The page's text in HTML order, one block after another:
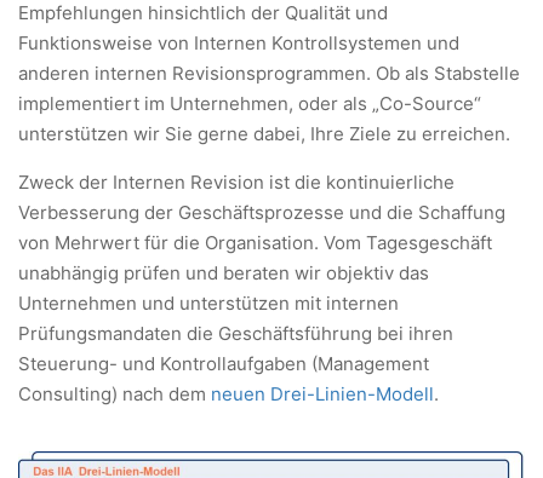
Empfehlungen hinsichtlich der Qualität und
Funktionsweise von Internen Kontrollsystemen und
anderen internen Revisionsprogrammen. Ob als Stabstelle
implementiert im Unternehmen, oder als „Co-Source“
unterstützen wir Sie gerne dabei, Ihre Ziele zu erreichen.
Zweck der Internen Revision ist die kontinuierliche
Verbesserung der Geschäftsprozesse und die Schaffung
von Mehrwert für die Organisation. Vom Tagesgeschäft
unabhängig prüfen und beraten wir objektiv das
Unternehmen und unterstützen mit internen
Prüfungsmandaten die Geschäftsführung bei ihren
Steuerung- und Kontrollaufgaben (Management
Consulting) nach dem neuen Drei-Linien-Modell.